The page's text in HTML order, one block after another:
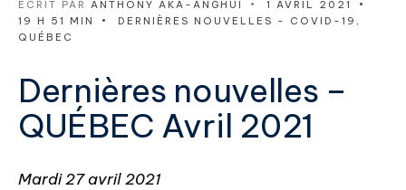
ÉCRIT PAR ANTHONY AKA-ANGHUI • 1 AVRIL 2021
•
19 H 51 MIN
• DERNIÈRES NOUVELLES - COVID-19 ,
QUÉBEC
Dernières nouvelles –
QUÉBEC Avril 2021
Mardi 27 avril 2021